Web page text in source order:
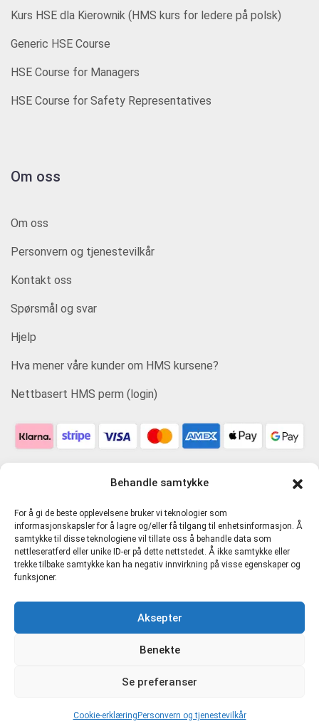
Behandle samtykke
For å gi de beste opplevelsene bruker vi teknologier som
informasjonskapsler for å lagre og/eller få tilgang til enhetsinformasjon. Å
samtykke til disse teknologiene vil tillate oss å behandle data som
nettleseratferd eller unike ID-er på dette nettstedet. Å ikke samtykke eller
trekke tilbake samtykke kan ha negativ innvirkning på visse egenskaper og
funksjoner.
Aksepter
Benekte
Se preferanser
Cookie-erklæring Personvern og tjenestevilkår
Kurs HSE dla Kierownik (HMS kurs for ledere på polsk)
Generic HSE Course
HSE Course for Managers
HSE Course for Safety Representatives
Om oss
Om oss
Personvern og tjenestevilkår
Kontakt oss
Spørsmål og svar
Hjelp
Hva mener våre kunder om HMS kursene?
Nettbasert HMS perm (login)
Personvern og tjenestevilkår
Cookie-erklæring (EU)
verneombudhms.no|hmsdirekte.no